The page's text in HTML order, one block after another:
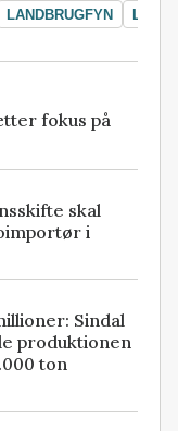
LANDBRUGFYN
fokus på
skal
i
Sindal
produktionen
ton